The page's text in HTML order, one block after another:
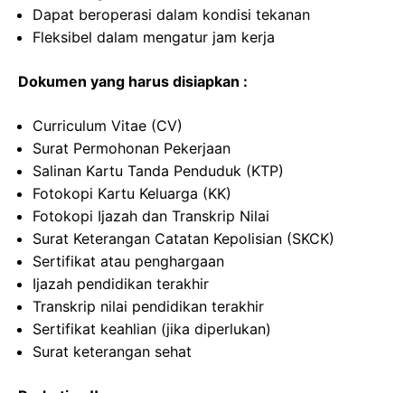
Dapat beroperasi dalam kondisi tekanan
Fleksibel dalam mengatur jam kerja
Dokumen yang harus disiapkan :
Curriculum Vitae (CV)
Surat Permohonan Pekerjaan
Salinan Kartu Tanda Penduduk (KTP)
Fotokopi Kartu Keluarga (KK)
Fotokopi Ijazah dan Transkrip Nilai
Surat Keterangan Catatan Kepolisian (SKCK)
Sertifikat atau penghargaan
Ijazah pendidikan terakhir
Transkrip nilai pendidikan terakhir
Sertifikat keahlian (jika diperlukan)
Surat keterangan sehat